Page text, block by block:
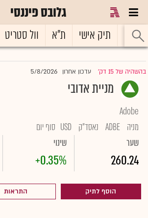
גלובס פיננסי
ראשי תיק אישי ת"א וול סטריט
בהשהיה של 15 דק' |עדכון אחרון 5/8/2026
מניית אדובי
Adobe
מניה ADBE נאסד"ק USD סוף יום
שער
260.24
שינוי
+0.35%
הוסף לתיק התראות